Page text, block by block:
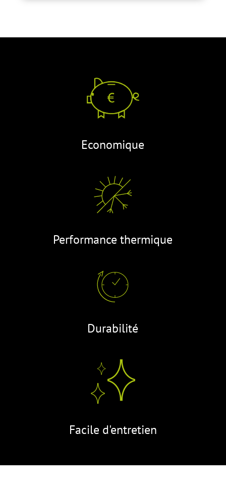
Economique
Performance thermique
Durabilité
Facile d'entretien